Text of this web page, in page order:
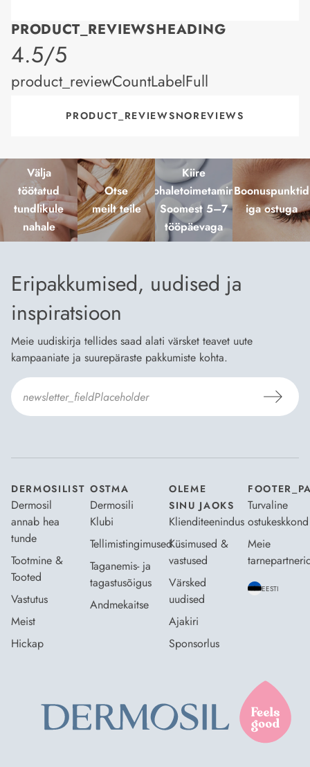
PRODUCT_REVIEWSHEADING
product_rating
4.5/5
product_reviewCountLabelFull
PRODUCT_REVIEWSNOREVIEWS
Välja
töötatud
tundlikule
nahale
Otse
meilt teile
Kiire
kohaletoimetamine
Soomest 5–7
tööpäevaga
Boonuspunktid
iga ostuga
Eripakkumised, uudised ja
inspiratsioon
Meie uudiskirja tellides saad alati värsket teavet uute
kampaaniate ja suurepäraste pakkumiste kohta.
DERMOSILIST
Dermosil
annab hea
tunde
Tootmine &
Tooted
Vastutus
Meist
Hickap
OSTMA
Dermosili
Klubi
Tellimistingimused
Taganemis- ja
tagastusõigus
Andmekaitse
OLEME
SINU JAOKS
Klienditeenindus
Küsimused &
vastused
Värsked
uudised
Ajakiri
Sponsorlus
Turvaline
ostukeskkond
Meie
EESTI